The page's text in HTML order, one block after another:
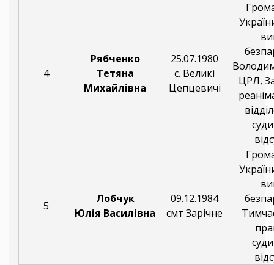
4
Рябченко
Тетяна
Михайлівна
25.07.1980
с. Великі
Цепцевичі
ЦРЛ,
5
Лобчук
Юлія Василівна
09.12.1984
смт Зарічне